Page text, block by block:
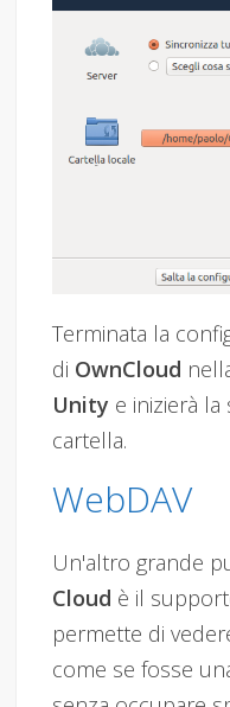
Terminata la
di OwnCloud
Unity e inizierà
cartella.
WebDAV
Un'altro grande
Cloud è il
permette di
come se fosse